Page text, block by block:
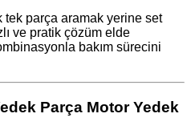
tek parça aramak yerine set
ve pratik çözüm elde
bakım sürecini
Parça Motor Yedek